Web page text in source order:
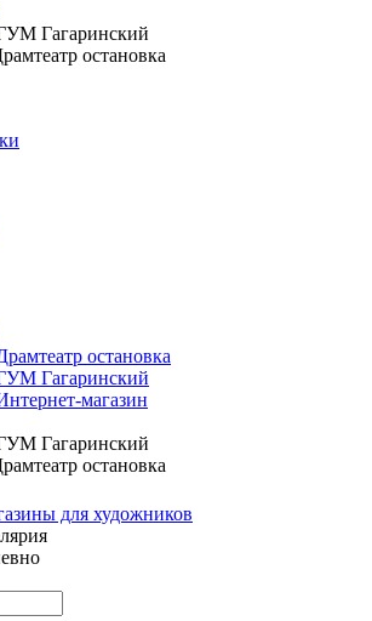
Гагаринский
остановка
остановка
Гагаринский
магазин
Гагаринский
остановка